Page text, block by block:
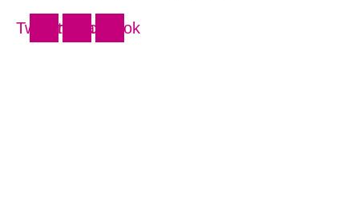
TwitterInstagramFacebook